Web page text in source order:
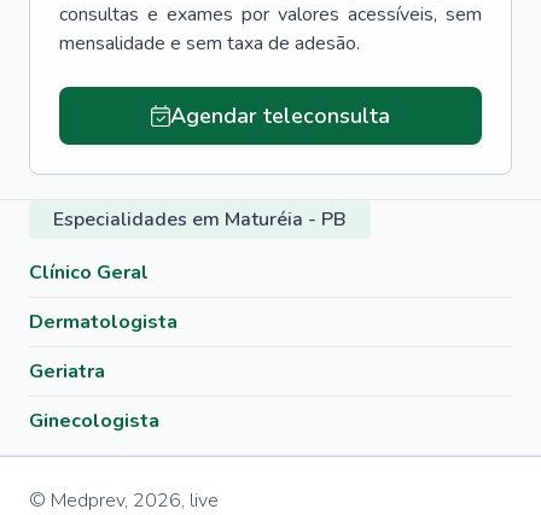
consultas e exames por valores acessíveis, sem
mensalidade e sem taxa de adesão.
Agendar teleconsulta
Especialidades em Maturéia - PB
Clínico Geral
Dermatologista
Geriatra
Ginecologista
© Medprev, 2026, live